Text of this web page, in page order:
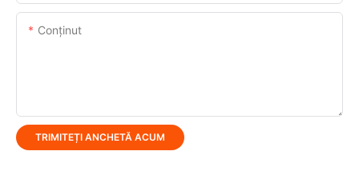
Conţinut
TRIMITEȚI ANCHETĂ ACUM